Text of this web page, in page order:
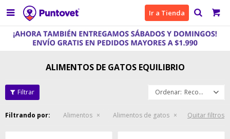
 Ir a Tienda
ALIMENTOS DE GATOS EQUILIBRIO
Recomendados
Filtrando por: Alimentos Alimentos de gatos Quitar filtros